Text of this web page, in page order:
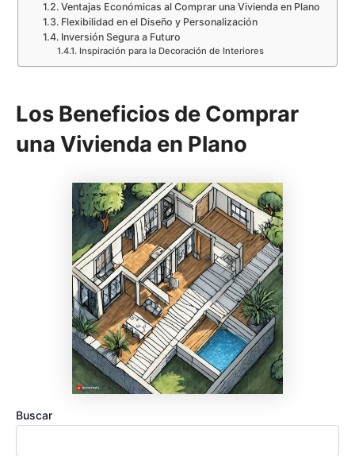
Ventajas Económicas al Comprar una Vivienda en Plano
Flexibilidad en el Diseño y Personalización
Inversión Segura a Futuro
Inspiración para la Decoración de Interiores
Los Beneficios de Comprar
una Vivienda en Plano
Buscar